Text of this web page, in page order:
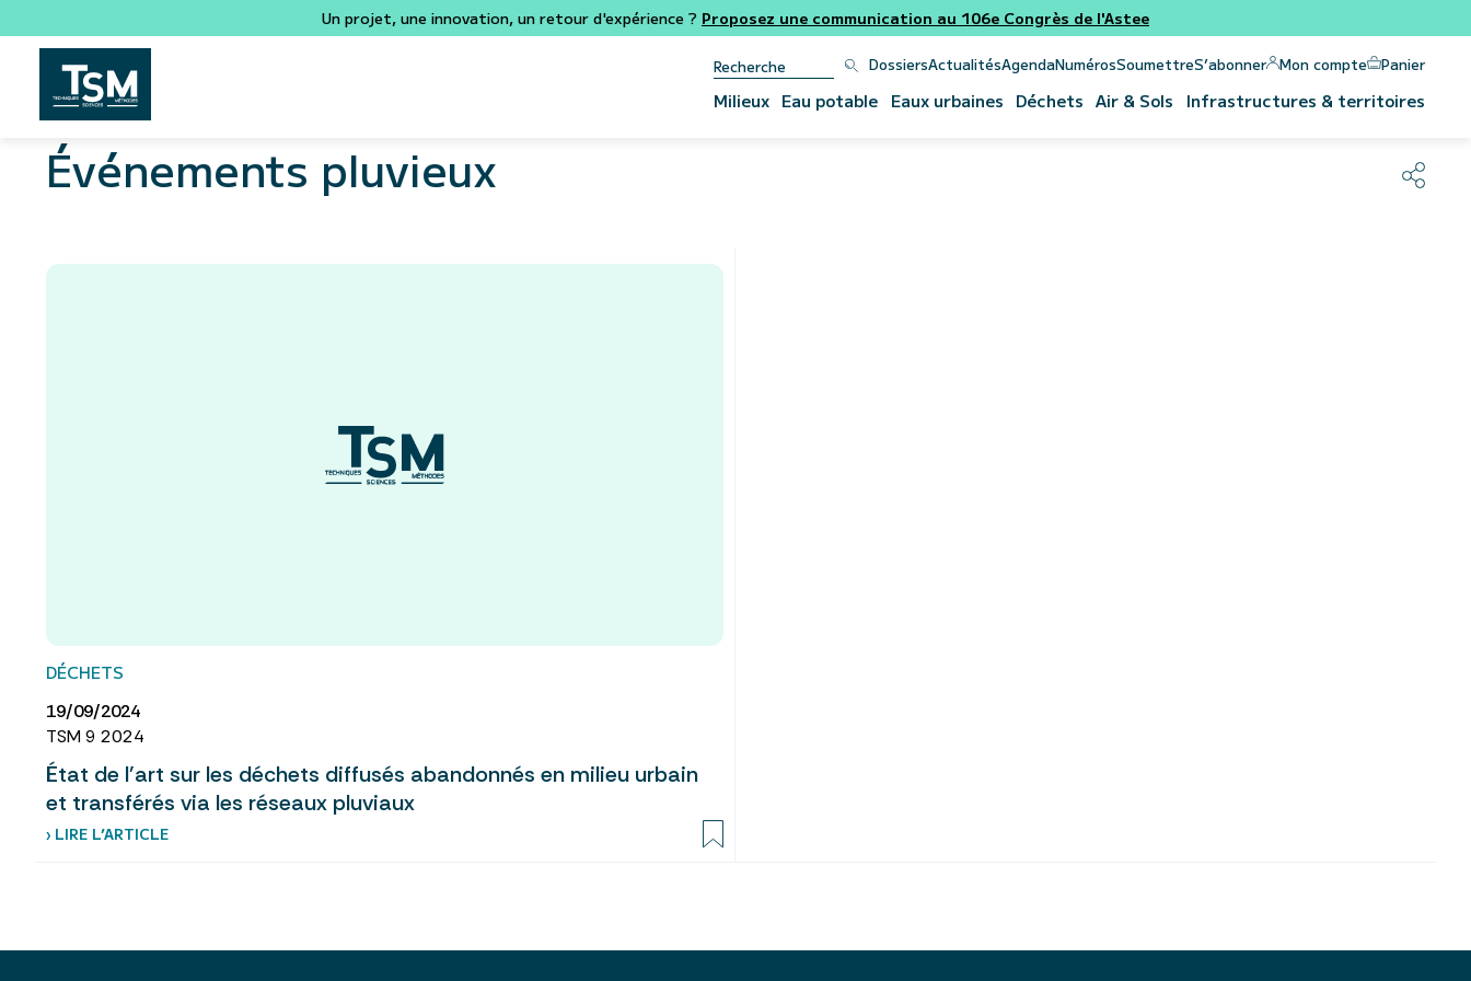
Un projet, une innovation, un retour d'expérience ? Proposez une communication au 106e Congrès de l'Astee
DossiersActualitésAgendaNumérosSoumettreS’abonner Mon compte Panier
Milieux Eau potable Eaux urbaines Déchets Air & Sols Infrastructures & territoires
Événements pluvieux
DÉCHETS
19/09/2024
TSM 9 2024
État de l'art sur les déchets diffusés abandonnés en milieu urbain
et transférés via les réseaux pluviaux
› LIRE L’ARTICLE